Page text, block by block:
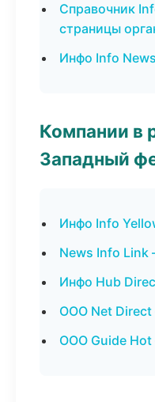
Справочник
страницы
Инфо Info
Компании в
Западный
Инфо Info
News Info
Инфо Hub
ООО Net
ООО Guide